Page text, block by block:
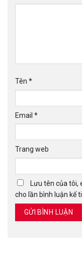
Tên *
Email *
Trang web
Lưu tên của
cho lần bình luận kế